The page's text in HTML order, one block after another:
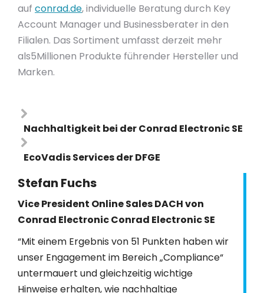
auf conrad.de, individuelle Beratung durch Key
Account Manager und Businessberater in den
Filialen. Das Sortiment umfasst derzeit mehr
als5Millionen Produkte führender Hersteller und
Marken.
Nachhaltigkeit bei der Conrad Electronic SE
EcoVadis Services der DFGE
Stefan Fuchs
Vice President Online Sales DACH von
Conrad Electronic Conrad Electronic SE
“Mit einem Ergebnis von 51 Punkten haben wir
unser Engagement im Bereich „Compliance“
untermauert und gleichzeitig wichtige
Hinweise erhalten, wie nachhaltige